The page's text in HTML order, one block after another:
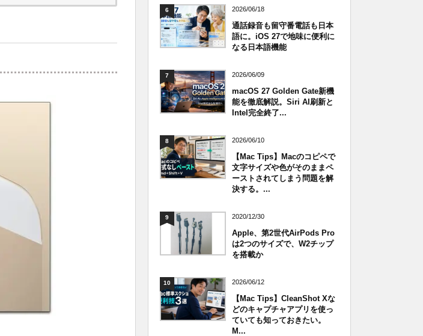
6 2026/06/18
通話録音も留守番電話も日本
語に。iOS 27で地味に便利に
なる日本語機能
7 2026/06/09
macOS 27 Golden Gate新機
能を徹底解説。Siri AI刷新と
Intel完全終了...
8 2026/06/10
【Mac Tips】Macのコピペで
文字サイズや色がそのままペ
ーストされてしまう問題を解
決する。...
9 2020/12/30
Apple、第2世代AirPods Pro
は2つのサイズで、W2チップ
を搭載か
10 2026/06/12
【Mac Tips】CleanShot Xな
どのキャプチャアプリを使っ
ていても知っておきたい。
M...